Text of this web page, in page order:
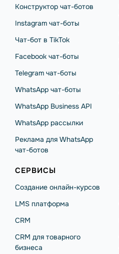
Конструктор чат-ботов
Instagram чат-боты
Чат-бот в TikTok
Facebook чат-боты
Telegram чат-боты
WhatsApp чат-боты
WhatsApp Business API
WhatsApp рассылки
Реклама для WhatsApp
чат-ботов
СЕРВИСЫ
Создание онлайн-курсов
LMS платформа
CRM
CRM для товарного
бизнеса